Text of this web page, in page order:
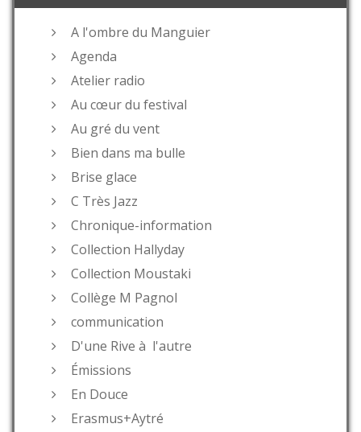
A l'ombre du Manguier
Agenda
Atelier radio
Au cœur du festival
Au gré du vent
Bien dans ma bulle
Brise glace
C Très Jazz
Chronique-information
Collection Hallyday
Collection Moustaki
Collège M Pagnol
communication
D'une Rive à l'autre
Émissions
En Douce
Erasmus+Aytré